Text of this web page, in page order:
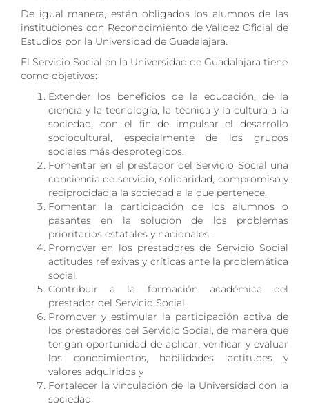
De igual manera, están obligados los alumnos de las
instituciones con Reconocimiento de Validez Oficial de
Estudios por la Universidad de Guadalajara.
El Servicio Social en la Universidad de Guadalajara tiene
como objetivos:
Extender los beneficios de la educación, de la
ciencia y la tecnología, la técnica y la cultura a la
sociedad, con el fin de impulsar el desarrollo
sociocultural, especialmente de los grupos
sociales más desprotegidos.
Fomentar en el prestador del Servicio Social una
conciencia de servicio, solidaridad, compromiso y
reciprocidad a la sociedad a la que pertenece.
Fomentar la participación de los alumnos o
pasantes en la solución de los problemas
prioritarios estatales y nacionales.
Promover en los prestadores de Servicio Social
actitudes reflexivas y críticas ante la problemática
social.
Contribuir a la formación académica del
prestador del Servicio Social.
Promover y estimular la participación activa de
los prestadores del Servicio Social, de manera que
tengan oportunidad de aplicar, verificar y evaluar
los conocimientos, habilidades, actitudes y
valores adquiridos y
Fortalecer la vinculación de la Universidad con la
sociedad.